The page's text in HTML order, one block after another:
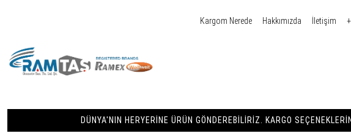
Kargom Nerede Hakkımızda İletişim
DÜNYA'NIN HERYERINE ÜRÜN GÖNDEREBILIRIZ. KARGO